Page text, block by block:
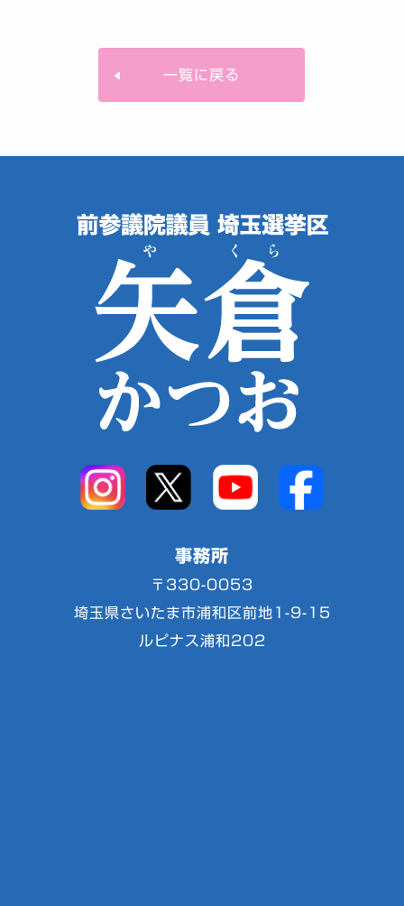
一覧に戻る
事務所
〒330-0053
埼玉県さいたま市浦和区前地1-9-15
ルピナス浦和202